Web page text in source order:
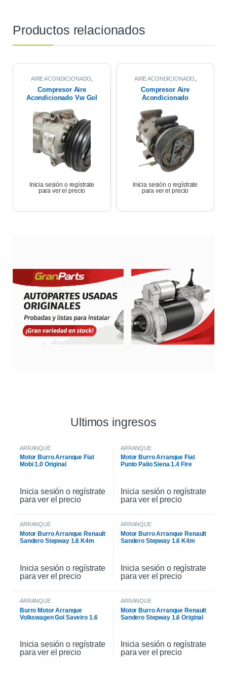
Productos relacionados
AIRE ACONDICIONADO
Compresor Aire
Acondicionado Vw Gol
Inicia sesión o regístrate
para ver el precio
AIRE ACONDICIONADO
Compresor Aire
Acondicionado
K4m 2013
Inicia sesión o regístrate
para ver el precio
Ultimos ingresos
ARRANQUE
Motor Burro Arranque Fiat
Mobi 1.0 Original
Inicia sesión o regístrate
para ver el precio
ARRANQUE
Motor Burro Arranque Fiat
Punto Palio Siena 1.4 Fire
Inicia sesión o regístrate
para ver el precio
ARRANQUE
Motor Burro Arranque Renault
Sandero Stepway 1.6 K4m
Inicia sesión o regístrate
para ver el precio
ARRANQUE
Motor Burro Arranque Renault
Sandero Stepway 1.6 K4m
Inicia sesión o regístrate
para ver el precio
ARRANQUE
Burro Motor Arranque
Volkswagen Gol Saveiro 1.6
Inicia sesión o regístrate
para ver el precio
ARRANQUE
Motor Burro Arranque Renault
Sandero Stepway 1.6 Original
Inicia sesión o regístrate
para ver el precio